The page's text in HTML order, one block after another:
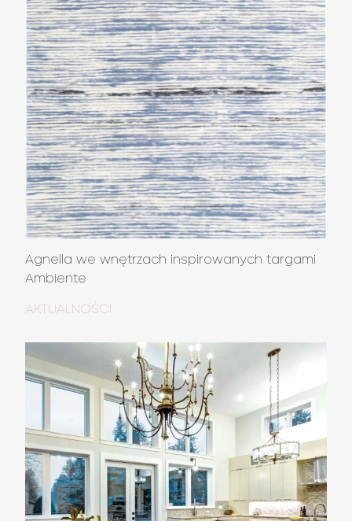
Agnella we wnętrzach inspirowanych targami
Ambiente
AKTUALNOŚCI